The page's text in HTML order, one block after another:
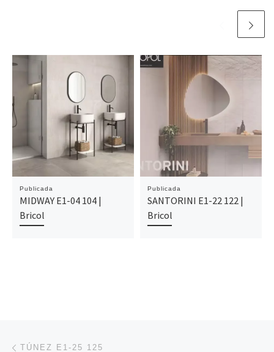
Publicada
MIDWAY E1-04 104 |
Bricol
Publicada
SANTORINI E1-22 122 |
Bricol
Navegación de entradas
TÚNEZ E1-25 125